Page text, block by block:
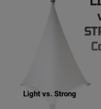
Light vs. Strong